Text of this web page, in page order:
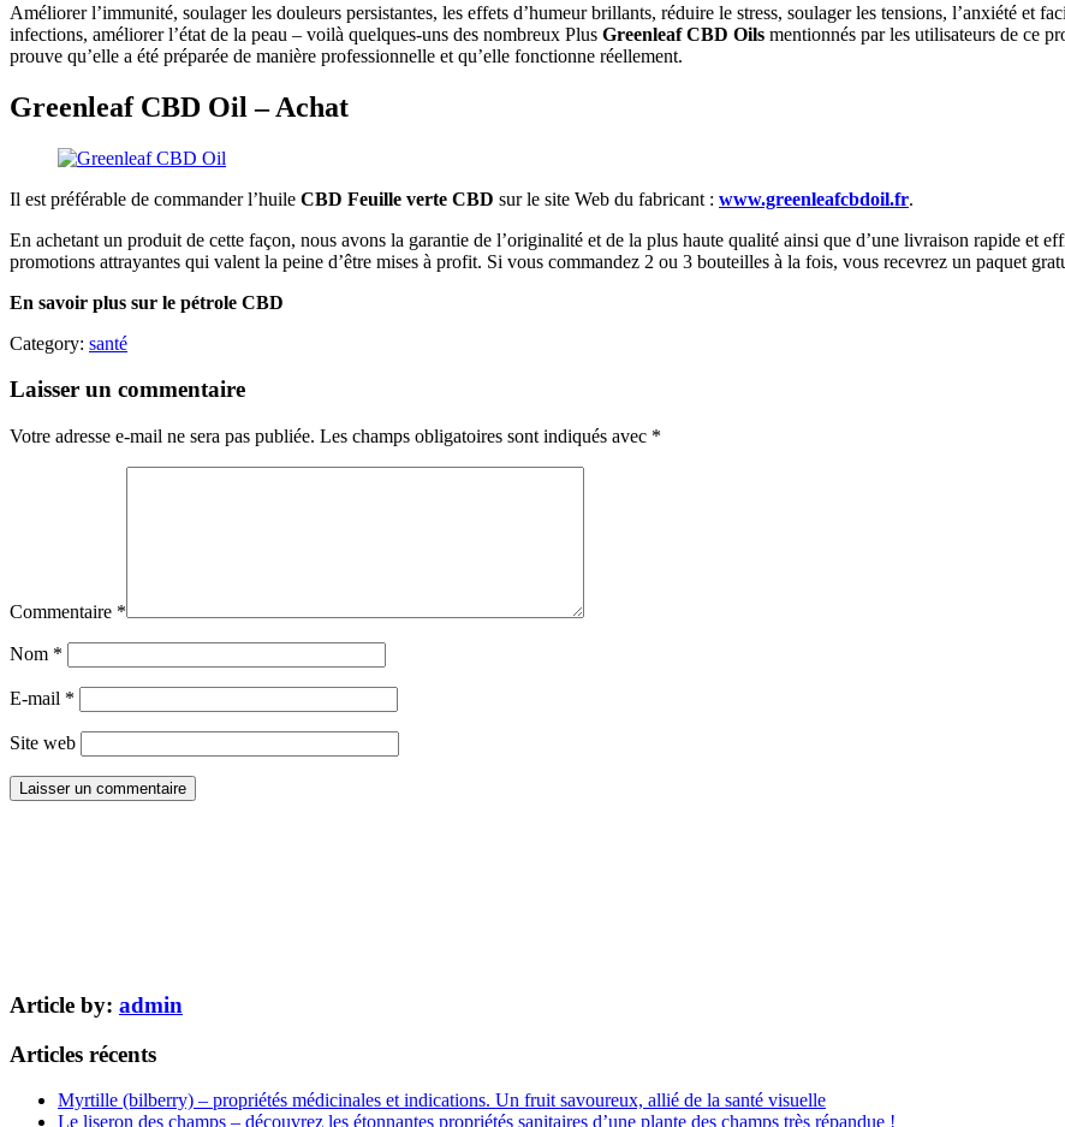
Améliorer l’immunité, soulager les douleurs persistantes, les effets d’humeur brillants, réduire le stress, soulager les tensions, l’anxiété et
infections, améliorer l’état de la peau – voilà quelques-uns des nombreux Plus Greenleaf CBD Oils mentionnés par les utilisateurs de ce
prouve qu’elle a été préparée de manière professionnelle et qu’elle fonctionne réellement.
Greenleaf CBD Oil – Achat
Il est préférable de commander l’huile CBD Feuille verte CBD sur le site Web du fabricant : www.greenleafcbdoil.fr.
En achetant un produit de cette façon, nous avons la garantie de l’originalité et de la plus haute qualité ainsi que d’une livraison rapide et
promotions attrayantes qui valent la peine d’être mises à profit. Si vous commandez 2 ou 3 bouteilles à la fois, vous recevrez un paquet
En savoir plus sur le pétrole CBD
Category: santé
Laisser un commentaire
Votre adresse e-mail ne sera pas publiée. Les champs obligatoires sont indiqués avec *
Commentaire *
Nom *
E-mail *
Site web
Article by: admin
Articles récents
Myrtille (bilberry) – propriétés médicinales et indications. Un fruit savoureux, allié de la santé visuelle
Le liseron des champs – découvrez les étonnantes propriétés sanitaires d’une plante des champs très répandue !